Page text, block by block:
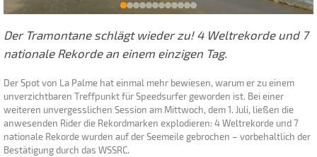
Der Tramontane schlägt wieder zu! 4 Weltrekorde und 7
nationale Rekorde an einem einzigen Tag.
Der Spot von La Palme hat einmal mehr bewiesen, warum er zu einem
unverzichtbaren Treffpunkt für Speedsurfer geworden ist. Bei einer
weiteren unvergesslichen Session am Mittwoch, dem 1. Juli, ließen die
anwesenden Rider die Rekordmarken explodieren: 4 Weltrekorde und 7
nationale Rekorde wurden auf der Seemeile gebrochen – vorbehaltlich der
Bestätigung durch das WSSRC.